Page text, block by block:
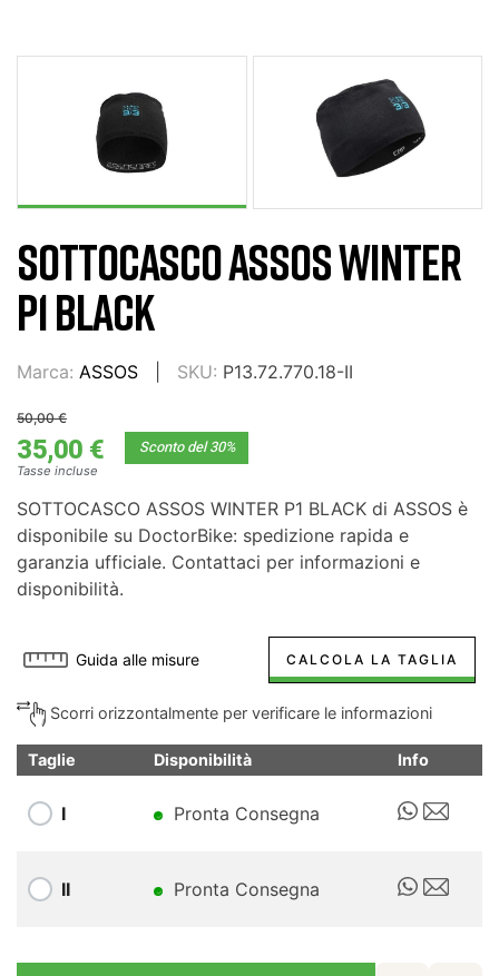
SOTTOCASCO ASSOS WINTER
P1 BLACK
Marca: ASSOS SKU: P13.72.770.18-II
50,00 €
35,00 € Sconto del 30%
Tasse incluse
SOTTOCASCO ASSOS WINTER P1 BLACK di ASSOS è
disponibile su DoctorBike: spedizione rapida e
garanzia ufficiale. Contattaci per informazioni e
disponibilità.
Guida alle misure CALCOLA LA TAGLIA
Scorri orizzontalmente per verificare le informazioni
Taglie Disponibilità Info
I Pronta Consegna
II Pronta Consegna